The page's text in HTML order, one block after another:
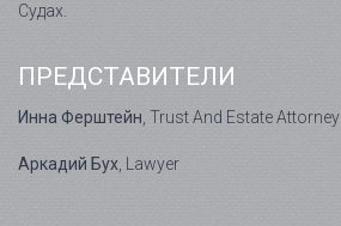
Судах.
ПРЕДСТАВИТЕЛИ
Инна Ферштейн , Trust And Estate Attorney
Аркадий Бух , Lawyer